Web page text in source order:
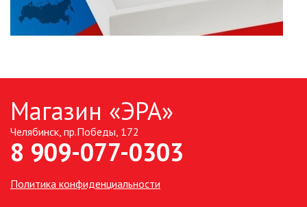
СЕТЕВЫЕ ФИЛЬТРЫ, СИЛОВЫЕ
РАЗЪЕМЫ И УДЛИНИТЕЛИ,
ТРОЙНИКИ И КОЛОДКИ, ВИЛКИ
СОЛНЕЧНЫХ БАТАРЕЯХ
Магазин «ЭРА»
Челябинск, пр.Победы, 172
8 909-077-0303
Политика конфиденциальности